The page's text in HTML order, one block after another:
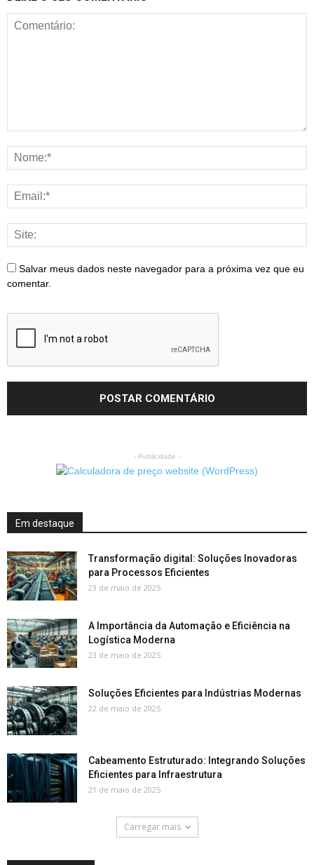
Salvar meus dados neste navegador para a próxima vez que eu
comentar.
- Publicidade -
Em destaque
Transformação digital: Soluções Inovadoras
para Processos Eficientes
23 de maio de 2025
A Importância da Automação e Eficiência na
Logística Moderna
23 de maio de 2025
Soluções Eficientes para Indústrias Modernas
22 de maio de 2025
Cabeamento Estruturado: Integrando Soluções
Eficientes para Infraestrutura
21 de maio de 2025
Carregar mais